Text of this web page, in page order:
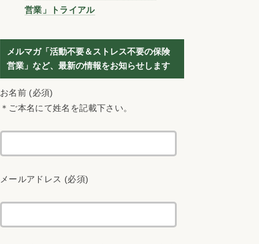
営業」トライアル
メルマガ「活動不要＆ストレス不要の保険
営業」など、最新の情報をお知らせします
お名前 (必須)
＊ご本名にて姓名を記載下さい。
メールアドレス (必須)